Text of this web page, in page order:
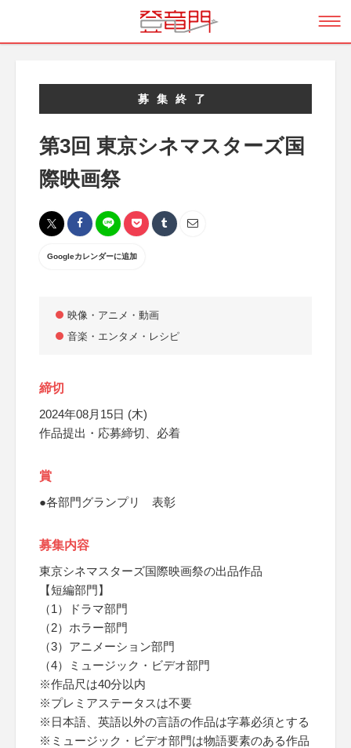
募集終了
第3回 東京シネマスターズ国
際映画祭
Googleカレンダーに追加
映像・アニメ・動画
音楽・エンタメ・レシピ
締切
2024年08月15日 (木)
作品提出・応募締切、必着
賞
●各部門グランプリ 表彰
募集内容
東京シネマスターズ国際映画祭の出品作品
【短編部門】
（1）ドラマ部門
（2）ホラー部門
（3）アニメーション部門
（4）ミュージック・ビデオ部門
※作品尺は40分以内
※プレミアステータスは不要
※日本語、英語以外の言語の作品は字幕必須とする
※ミュージック・ビデオ部門は物語要素のある作品